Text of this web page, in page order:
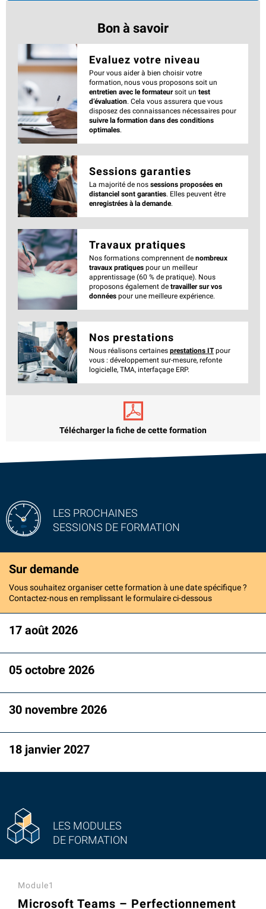
Bon à savoir
Evaluez votre niveau
Pour vous aider à bien choisir votre
formation, nous vous proposons soit un
entretien avec le formateursoit un test
d’évaluation. Cela vous assurera que vous
disposez des connaissances nécessaires pour
suivre la formation dans des conditions
optimales.
Sessions garanties
La majorité de nos sessions proposées en
distanciel sont garanties. Elles peuvent être
enregistrées à la demande.
Travaux pratiques
Nos formations comprennent de nombreux
travaux pratiques pour un meilleur
apprentissage (60 % de pratique). Nous
proposons également de travailler sur vos
données pour une meilleure expérience.
Nos prestations
Nous réalisons certaines prestations ITpour
vous : développement sur-mesure, refonte
logicielle, TMA, interfaçage ERP.
Télécharger la fiche de cette formation
LES MODULES
DE FORMATION
Module1
Microsoft Teams – Perfectionnement
LES PROCHAINES
SESSIONS DE FORMATION
Sur demande
Vous souhaitez organiser cette formation à une date spécifique ?
Contactez-nous en remplissant le formulaire ci-dessous
17 août 2026
05 octobre 2026
30 novembre 2026
18 janvier 2027